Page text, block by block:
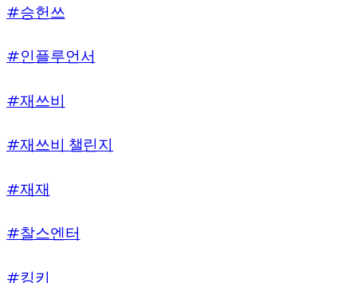
#승헌쓰
#인플루언서
#재쓰비
#재쓰비 챌린지
#재재
#찰스엔터
#킹키